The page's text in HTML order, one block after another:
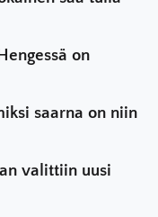
on
saarna on niin
valittiin uusi